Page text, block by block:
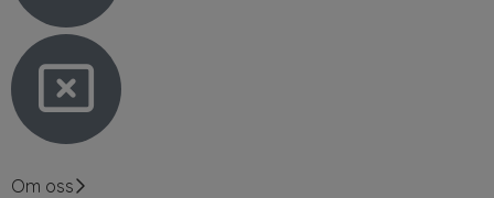
Om oss